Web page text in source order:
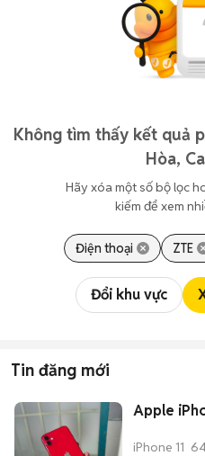
Không tìm thấy kết quả
Hòa,
Hãy xóa một số bộ lọc
kiếm để xem
Điện thoại ZTE
Đổi khu vực
Tin đăng mới
Apple
iPhone 11